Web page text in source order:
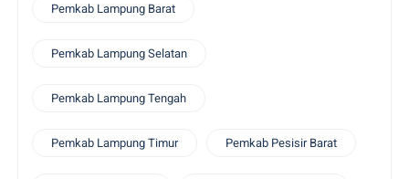
Pemkab Lampung Barat
Pemkab Lampung Selatan
Pemkab Lampung Tengah
Pemkab Lampung Timur Pemkab Pesisir Barat